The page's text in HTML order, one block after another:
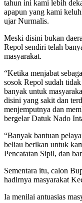
tahun ini kami lebih
apapun yang kami
ujar Nurmalis.
Meski disini bukan
Repol sendiri telah
masyarakat.
“Ketika menjabat
sosok Repol sudah
banyak untuk
disini yang sakit dan
menjemputnya dan
bergelar Datuk Nado
“Banyak bantuan
beliau berikan untuk
Pencatatan Sipil, dan
Sementara itu, calon
hadirnya masyarakat
Ia menilai antuasias